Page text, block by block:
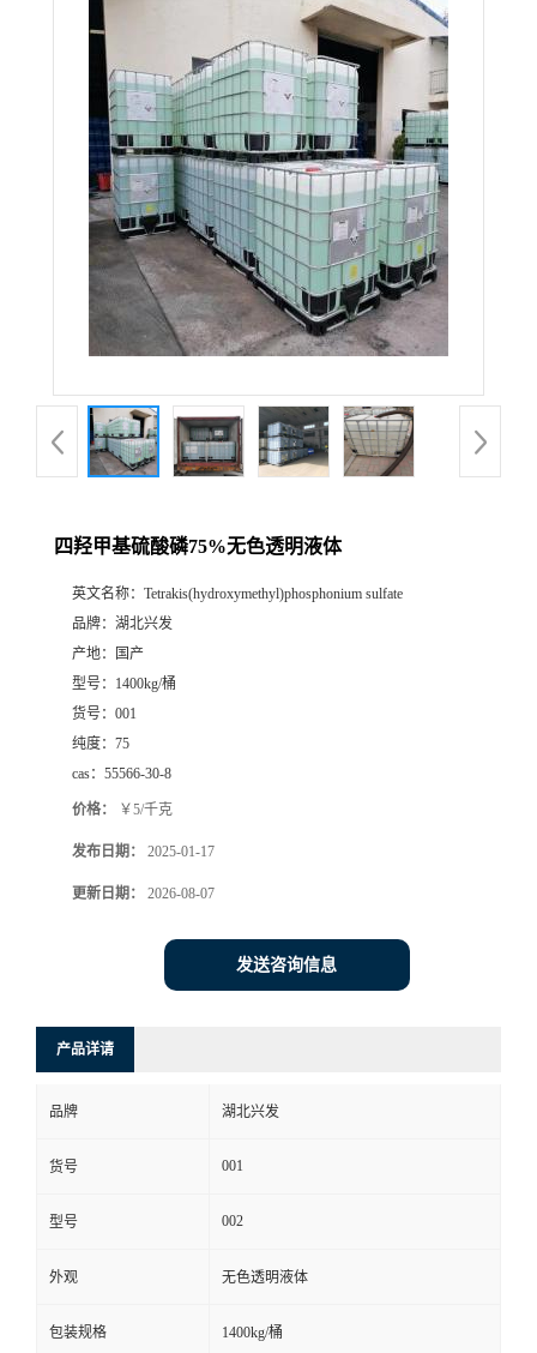
四羟甲基硫酸磷75%无色透明液体
英文名称： Tetrakis(hydroxymethyl)phosphonium sulfate
品牌： 湖北兴发
产地：
国产
型号： 1400kg/桶
货号： 001
纯度： 75
cas： 55566-30-8
价格： ￥5/千克
发布日期： 2025-01-17
更新日期： 2026-08-07
发送咨询信息
产品详请
品牌 湖北兴发
货号 001
型号 002
外观 无色透明液体
包装规格 1400kg/桶